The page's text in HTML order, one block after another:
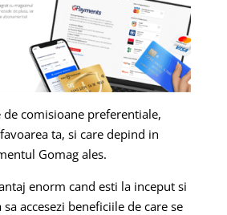
comisioane preferentiale,
ta, si care depind in
Gomag ales.
enorm cand esti la inceput si
accesezi beneficiile de care se